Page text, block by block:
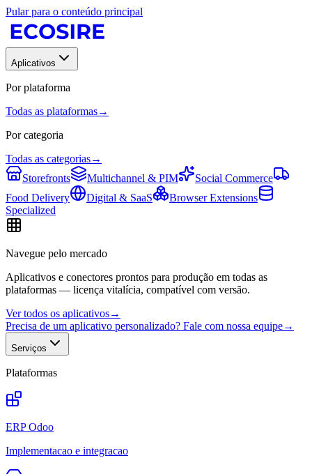
Pular para o conteúdo principal
Aplicativos
Por plataforma
Todas as plataformas→
Por categoria
Todas as categorias→
Storefronts
Multichannel & PIM
Social Commerce
Food Delivery
Digital & SaaS
Browser Extensions
Specialized
Navegue pelo mercado
Aplicativos e conectores prontos para produção em todas as
plataformas — licença vitalícia, compatível com versão.
Ver todos os aplicativos→
Precisa de um aplicativo personalizado? Fale com nossa equipe→
Serviços
Plataformas
ERP Odoo
Implementacao e integracao